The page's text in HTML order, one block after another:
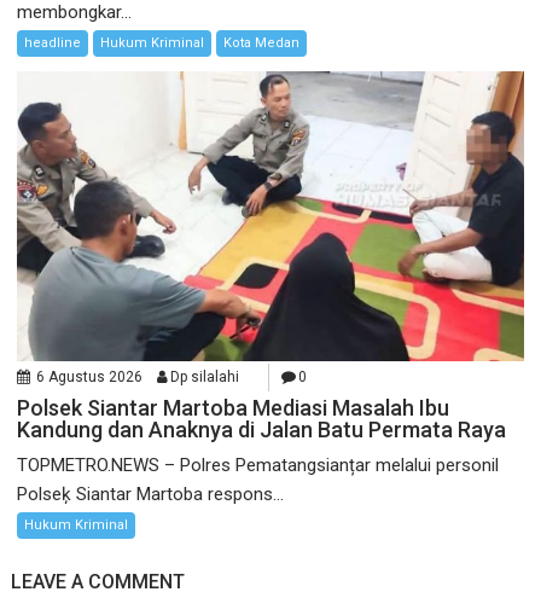
membongkar...
headline Hukum Kriminal Kota Medan
6 Agustus 2026 Dp silalahi 0
Polsek Siantar Martoba Mediasi Masalah Ibu
Kandung dan Anaknya di Jalan Batu Permata Raya
TOPMETRO.NEWS – Polres Pematangsianțar melalui personil
Polseķ Siantar Martoba respons...
Hukum Kriminal
LEAVE A COMMENT